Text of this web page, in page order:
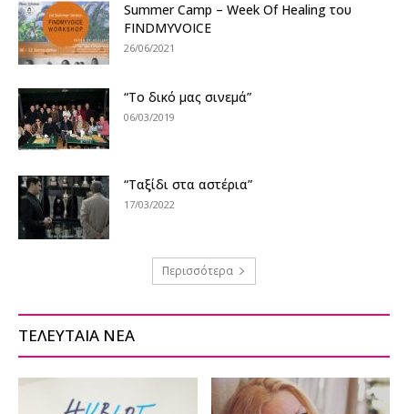
Summer Camp – Week Of Healing του
FINDMYVOICE
26/06/2021
“Το δικό μας σινεμά”
06/03/2019
“Ταξίδι στα αστέρια”
17/03/2022
Περισσότερα
ΤΕΛΕΥΤΑΙΑ ΝΕΑ